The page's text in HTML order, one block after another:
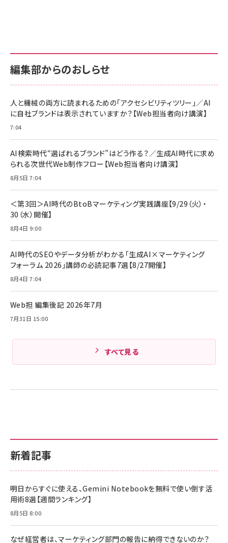
￥880
anan(アンアン)2026/06/24号 No.2500増刊
スペシャルエディション[王道エンタメの矜持／
￥1,100
年後半、あなたの恋と運命／山田涼介]
￥880
Amazonランキングをもっと見る
サポート正規品 メーカー保証5年 KLMEA128G
NIMASO ガラスフィルム iPhone 17 用 保護フィ
すい ガイド枠付き いPhone17 (6.3インチ) 対応
2枚セット DSP25F1698
￥1,599
【New】Amazon Fire TV Stick HD | 手軽にスト
レイヤー
￥6,980
Anker Soundcore P31i (Bluetooth 6.1) 【完
全ワイヤレスイヤホン/アクティブノイズキャンセリ
ング/マルチポイント接続 / 最大50時間再生 / PSE
Anker PowerLine III Flow USB-C & USB-C
ケーブル Anker絡まないケーブル 240W 結束バン
ド付き USB PD対応 シリコン素材採用 iPhone
17 / 16 / 15 / Galaxy iPad Pro MacBook
Amazonランキングをもっと見る
サポート正規品 メーカー保証5年 KLMEA128G
Amazon eギフトカード - Amazonロゴ - クラ
￥5,000
ケーブル Anker絡まないケーブル 240W 結束バン
17 / 16 / 15 / Galaxy iPad Pro MacBook
Pro/Air 各種対応 (1.8m ミッドナイトブラック)
￥1,890
キャンペーン】
￥4,857
新着記事
明日からすぐに使える、Gemini Notebookを無料で使い倒す活
用術8選【週間ランキング】
8月5日 8:00
なぜ経営者は、マーケティング部門の報告に納得できないのか？
編集部からのおしらせ
人と機械の両方に読まれるための「アクセシビリティツリー」／AI
に自社ブランドは表示されていますか？【Web担当者向け講演】
7:04
AI検索時代“選ばれるブランド”はどう作る？／生成AI時代に求め
られる次世代Web制作フロー【Web担当者向け講演】
8月5日 7:04
＜第3回＞AI時代のBtoBマーケティング実践講座【9/29（火）・
30（水）開催】
8月4日 9:00
AI時代のSEOやデータ分析がわかる「生成AI×マーケティング
フォーラム 2026」講師の必読記事7選【8/27開催】
8月4日 7:04
Web担 編集後記 2026年7月
7月31日 15:00
すべて見る